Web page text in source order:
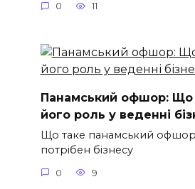
0 11
Панамський офшор: Що
його роль у веденні
Що таке панамський офшор
потрібен бізнесу
0 9